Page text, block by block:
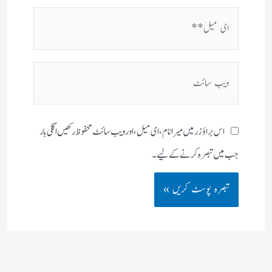
اس براؤزر میں میرا نام، ای میل، اور ویب سائٹ محفوظ رکھیں اگلی بار
جب میں تبصرہ کرنے کےلیے۔